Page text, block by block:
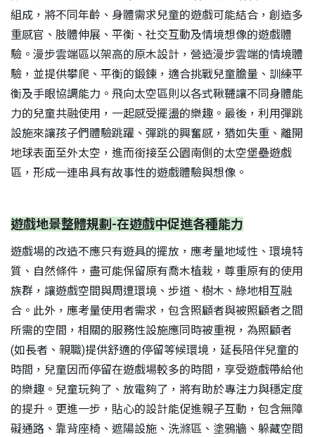
組成，將不同年齡、身體需求兒童的遊戲可能結合，創造多
重感官、肢體伸展、平衡、社交互動及情境想像的遊戲體
驗。漫步雲端區以架高的原木設計，營造漫步雲端的情境體
驗，並提供攀爬、平衡的鍛鍊，適合挑戰兒童膽量、訓練平
衡及手眼協調能力。飛向太空區則以各式鞦韆讓不同身體能
力的兒童共融使用，一起感受擺盪的樂趣。最後，利用彈跳
設施來讓孩子們體驗跳躍、彈跳的興奮感，猶如失重、離開
地球表面至外太空，進而銜接至公園南側的太空堡壘遊戲
區，形成一連串具有故事性的遊戲體驗與想像。
遊戲地景整體規劃-在遊戲中促進各種能力
遊戲場的改造不應只有遊具的擺放，應考量地域性、環境特
質、自然條件，盡可能保留原有喬木植栽，尊重原有的使用
族群，讓遊戲空間與周遭環境、步道、樹木、綠地相互融
合。此外，應考量使用者需求，包含照顧者與被照顧者之間
所需的空間，相關的服務性設施應同時被重視，為照顧者
(如長者、親職)提供舒適的停留等候環境，延長陪伴兒童的
時間，兒童因而停留在遊戲場較多的時間，享受遊戲帶給他
的樂趣。兒童玩夠了、放電夠了，將有助於專注力與穩定度
的提升。更進一步，貼心的設計能促進親子互動，包含無障
礙通路、靠背座椅、遮陽設施、洗滌區、塗鴉牆、躲藏空間